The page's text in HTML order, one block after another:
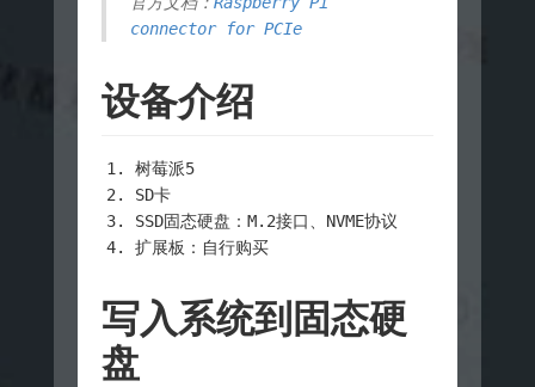
connector for PCIe
设备介绍
树莓派5
SD卡
SSD固态硬盘：M.2接口、NVME协议
扩展板：自行购买
写入系统到固态硬
盘